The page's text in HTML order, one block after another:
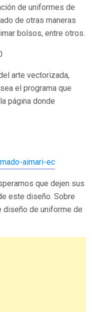
de uniformes de
de otras maneras
bolsos, entre otros.
arte vectorizada,
el programa que
página donde
que dejen sus
este diseño. Sobre
de uniforme de